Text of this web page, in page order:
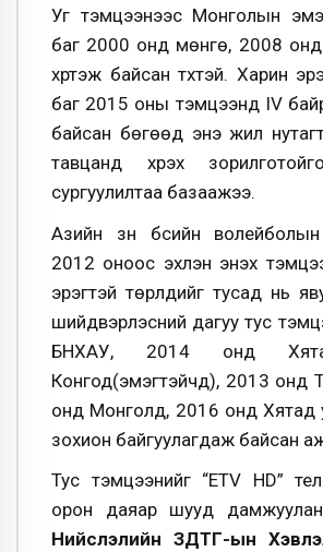
Уг тэмцээнээс Монголын
баг 2000 онд мөнгө, 2008 онд
хүртэж байсан түүхтэй. Харин
баг 2015 оны тэмцээнд IV
байсан бөгөөд энэ жил
тавцанд хүрэх
сургуулилтаа базаажээ.
Азийн зүүн бүсийн
2012 оноос эхлэн энэхүү
эрэгтэй төрлүүдийг тусад нь
шийдвэрлэсний дагуу тус
БНХАУ, 2014 онд
Конгод(эмэгтэйчүүд), 2013 онд
онд Монголд, 2016 онд Хятад
зохион байгуулагдаж байсан
Тус тэмцээнийг “ETV HD”
орон даяар шууд дамжуулан
Нийслэлийн ЗДТГ-ын